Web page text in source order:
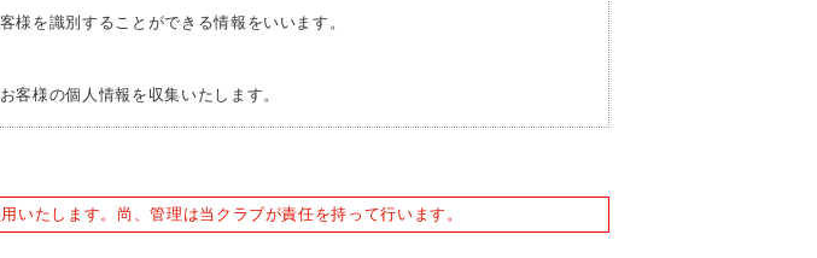
を識別することができる情報をいいます。
客様の個人情報を収集いたします。
たします。尚、管理は当クラブが責任を持って行います。